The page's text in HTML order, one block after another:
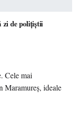
zi de polițiștii